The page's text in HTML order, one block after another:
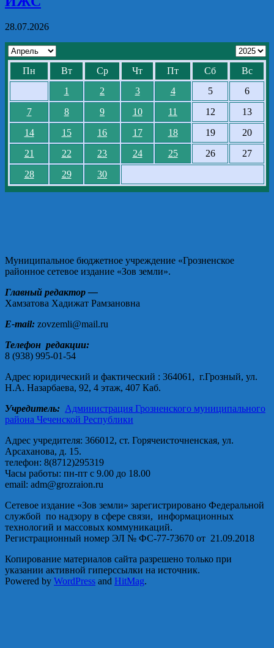
28.07.2026
Пн Вт Ср Чт Пт Сб
Вс
1
2 3 4 5
6
7
8 9 10 11 12
13
14
15 16 17 18 19
20
21
22 23 24 25 26
27
28
29 30
Муниципальное бюджетное учреждение «Грозненское
районное сетевое издание «Зов земли».
Главный редактор —
Хамзатова Хадижат Рамзановна
E-mail: zovzemli@mail.ru
Телефон редакции:
8 (938) 995-01-54
Адрес юридический и фактический : 364061, г.Грозный, ул.
Н.А. Назарбаева, 92, 4 этаж, 407 Каб.
Учредитель: Администрация Грозненского муниципального
района Чеченской Республики
Адрес учредителя: 366012, ст. Горячеисточненская, ул.
Арсаханова, д. 15.
телефон: 8(8712)295319
Часы работы: пн-пт с 9.00 до 18.00
email: adm@grozraion.ru
Сетевое издание «Зов земли» зарегистрировано Федеральной
службой по надзору в сфере связи, информационных
технологий и массовых коммуникаций.
Регистрационный номер ЭЛ № ФС-77-73670 от 21.09.2018
Копирование материалов сайта разрешено только при
указании активной гиперссылки на источник.
Powered by WordPress and HitMag.